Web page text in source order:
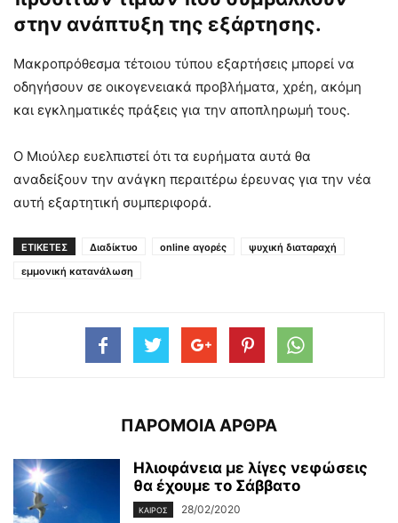
στην ανάπτυξη της εξάρτησης.
Μακροπρόθεσμα τέτοιου τύπου εξαρτήσεις μπορεί να
οδηγήσουν σε οικογενειακά προβλήματα, χρέη, ακόμη
και εγκληματικές πράξεις για την αποπληρωμή τους.
Ο Μιούλερ ευελπιστεί ότι τα ευρήματα αυτά θα
αναδείξουν την ανάγκη περαιτέρω έρευνας για την νέα
αυτή εξαρτητική συμπεριφορά.
ΕΤΙΚΕΤΕΣ Διαδίκτυο online αγορές
ψυχική διαταραχή
εμμονική κατανάλωση
ΠΑΡΟΜΟΙΑ ΑΡΘΡΑ
Ηλιοφάνεια με λίγες νεφώσεις
θα έχουμε το Σάββατο
ΚΑΙΡΌΣ 28/02/2020